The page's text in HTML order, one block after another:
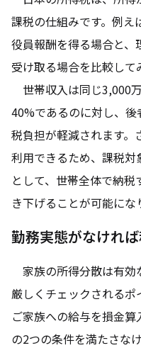
課税の仕組みです。例
役員報酬を得る場合と
受け取る場合を比較して
世帯収入は同じ3,000
40%であるのに対し、
税負担が軽減されます。
利用できるため、課税
として、世帯全体で納
き下げることが可能にな
勤務実態がなけれ
家族の所得分散は有効
厳しくチェックされるポ
ご家族への給与を損金
の2つの条件を満たさな